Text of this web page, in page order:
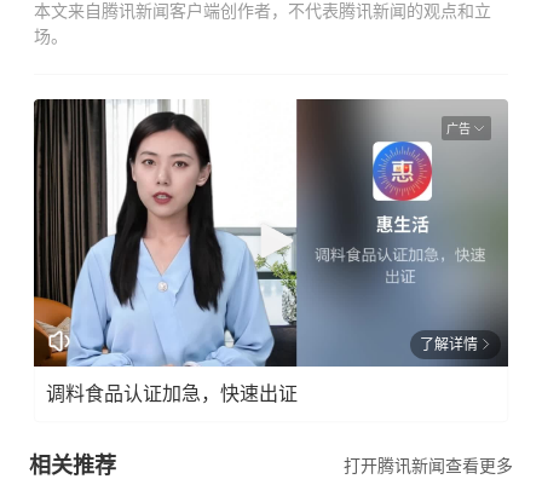
本文来自腾讯新闻客户端创作者，不代表腾讯新闻的观点和立
场。
广告
了解详情
调料食品认证加急，快速出证
相关推荐 打开腾讯新闻查看更多